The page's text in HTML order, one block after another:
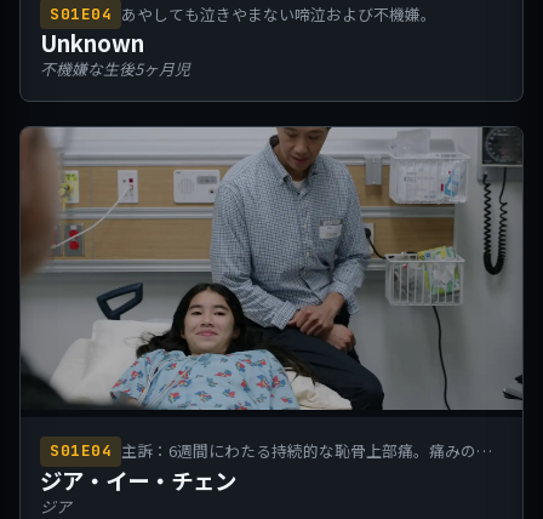
S01E04 あやしても泣きやまない啼泣および不機嫌。
Unknown
不機嫌な生後5ヶ月児
S01E04 主訴：6週間にわたる持続的な恥骨上部痛。痛みの程
度は増悪傾向にある。
ジア・イー・チェン
ジア